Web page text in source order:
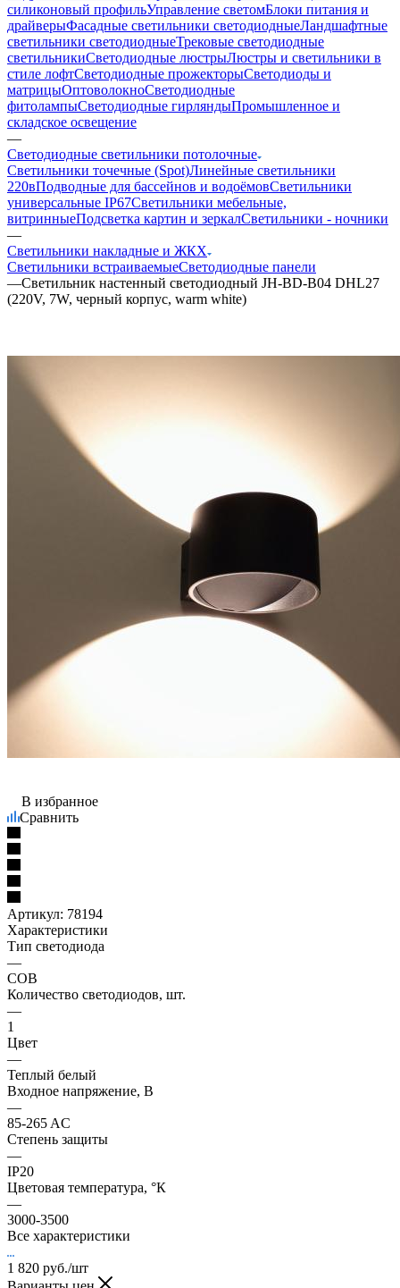
силиконовый профильУправление светомБлоки питания и
драйверыФасадные светильники светодиодныеЛандшафтные
светильники светодиодныеТрековые светодиодные
светильникиСветодиодные люстрыЛюстры и светильники в
стиле лофтСветодиодные прожекторыСветодиоды и
матрицыОптоволокноСветодиодные
фитолампыСветодиодные гирляндыПромышленное и
складское освещение
—
Светодиодные светильники потолочные
Светильники точечные (Spot)Линейные светильники
220вПодводные для бассейнов и водоёмовСветильники
универсальные IP67Светильники мебельные,
витринныеПодсветка картин и зеркалСветильники - ночники
—
Светильники накладные и ЖКХ
Светильники встраиваемыеСветодиодные панели
—Светильник настенный светодиодный JH-BD-B04 DHL27
(220V, 7W, черный корпус, warm white)
В избранное
Сравнить
Артикул: 78194
Характеристики
Тип светодиода
—
COB
Количество светодиодов, шт.
—
1
Цвет
—
Теплый белый
Входное напряжение, В
—
85-265 AC
Степень защиты
—
IP20
Цветовая температура, °К
—
3000-3500
Все характеристики
1 820 руб./шт